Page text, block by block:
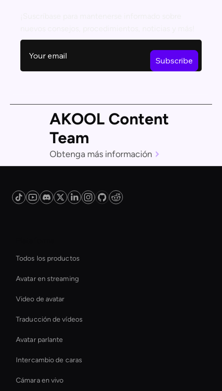
AKOOL Content
Team
Obtenga más información
Todos los productos
Avatar en streaming
Video de avatar
Traducción de vídeos
Avatar parlante
Intercambio de caras
Cámara en vivo